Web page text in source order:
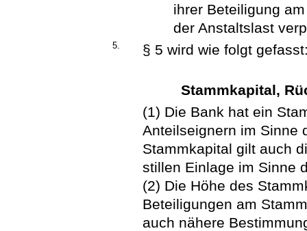
ihrer Beteiligung
der Anstaltslast
5. § 5 wird wie folgt
Stammkapital,
(1) Die Bank hat ein
Anteilseignern im Sinne
Stammkapital gilt auch
stillen Einlage im Sinne
(2) Die Höhe des
Beteiligungen am
auch nähere